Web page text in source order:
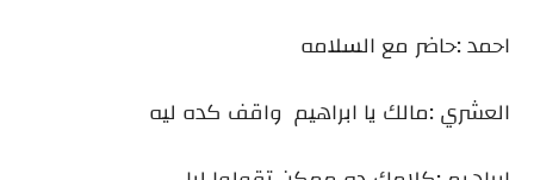
احمد :حاضر مع السلامه
العشري :مالك يا ابراهيم واقف كده ليه